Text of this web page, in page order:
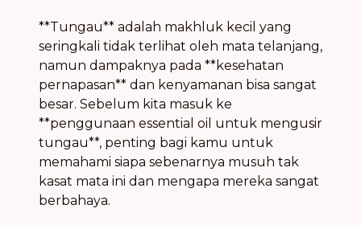
**Tungau** adalah makhluk kecil yang
seringkali tidak terlihat oleh mata telanjang,
namun dampaknya pada **kesehatan
pernapasan** dan kenyamanan bisa sangat
besar. Sebelum kita masuk ke
**penggunaan essential oil untuk mengusir
tungau**, penting bagi kamu untuk
memahami siapa sebenarnya musuh tak
kasat mata ini dan mengapa mereka sangat
berbahaya.